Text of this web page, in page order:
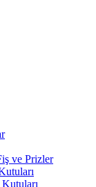
ve Prizler